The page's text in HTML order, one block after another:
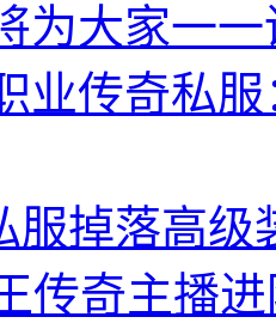
为大家一
业传奇私
服掉落高
传奇主播